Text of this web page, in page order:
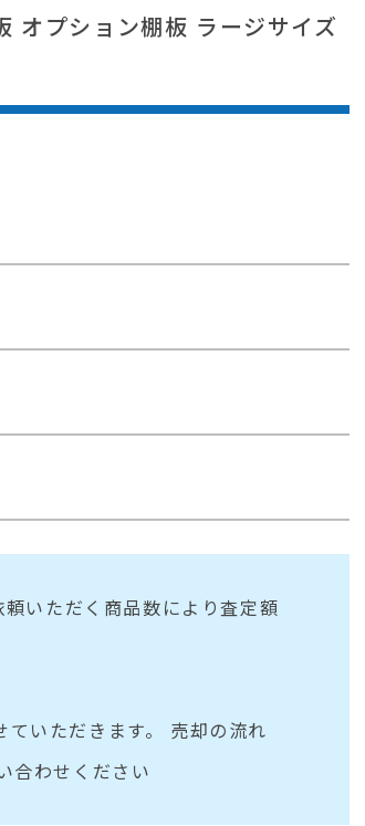
オプション棚板 ラージサイズ
いただく商品数により査定額
いただきます。 売却の流れ
合わせください